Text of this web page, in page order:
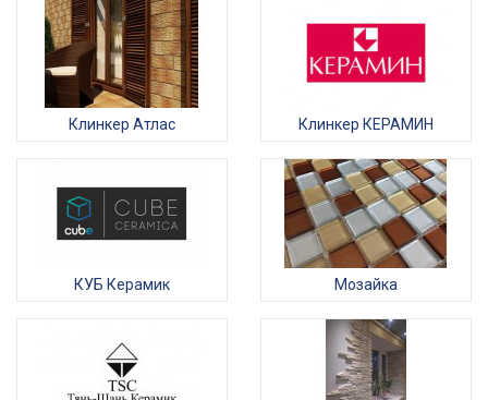
Клинкер Атлас Клинкер КЕРАМИН
КУБ Керамик Мозайка